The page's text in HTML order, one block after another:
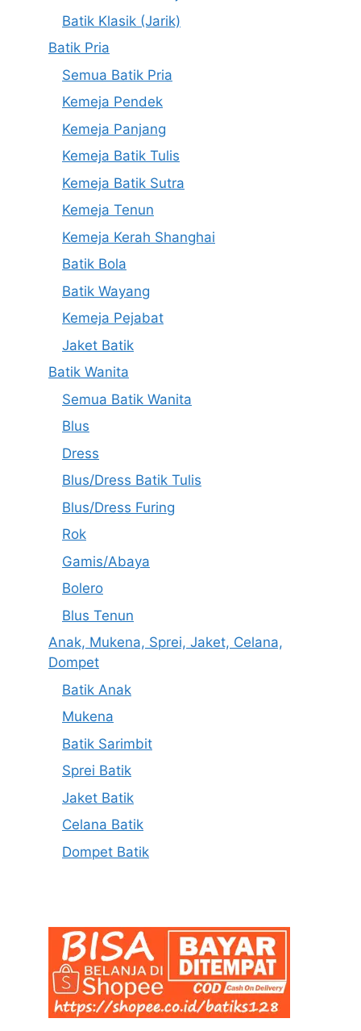
Batik Klasik (Jarik)
Batik Pria
Semua Batik Pria
Kemeja Pendek
Kemeja Panjang
Kemeja Batik Tulis
Kemeja Batik Sutra
Kemeja Tenun
Kemeja Kerah Shanghai
Batik Bola
Batik Wayang
Kemeja Pejabat
Jaket Batik
Batik Wanita
Semua Batik Wanita
Blus
Dress
Blus/Dress Batik Tulis
Blus/Dress Furing
Rok
Gamis/Abaya
Bolero
Blus Tenun
Anak, Mukena, Sprei, Jaket, Celana,
Dompet
Batik Anak
Mukena
Batik Sarimbit
Sprei Batik
Jaket Batik
Celana Batik
Dompet Batik